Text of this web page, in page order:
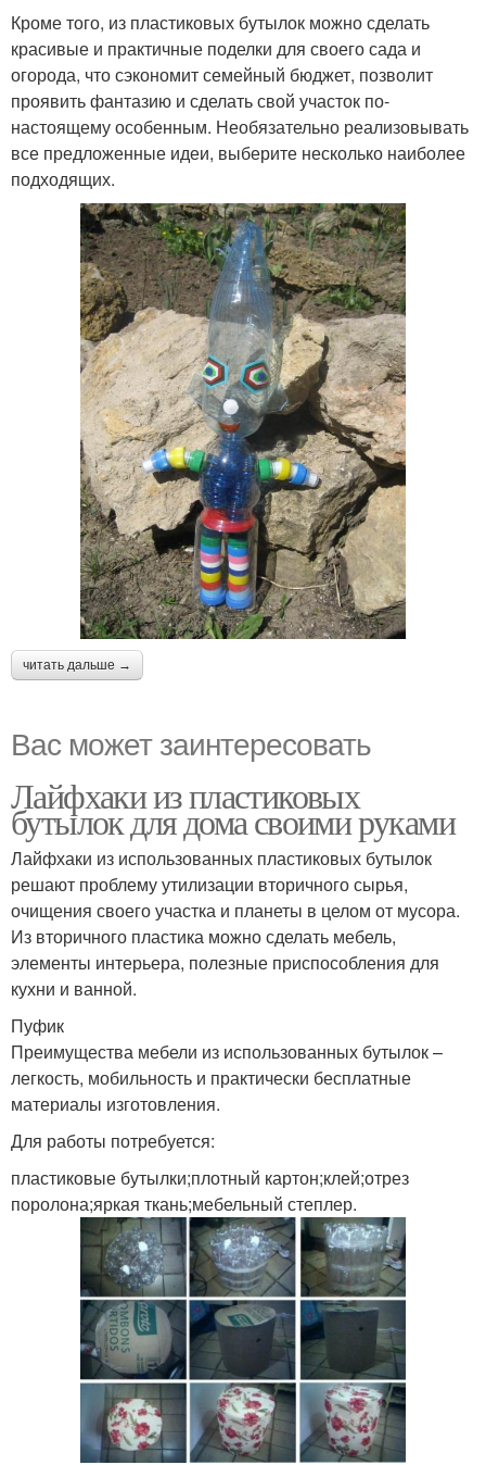
Кроме того, из пластиковых бутылок можно сделать
красивые и практичные поделки для своего сада и
огорода, что сэкономит семейный бюджет, позволит
проявить фантазию и сделать свой участок по-
настоящему особенным. Необязательно реализовывать
все предложенные идеи, выберите несколько наиболее
подходящих.
читать дальше →
Вас может заинтересовать
Лайфхаки из пластиковых
бутылок для дома своими руками
Лайфхаки из использованных пластиковых бутылок
решают проблему утилизации вторичного сырья,
очищения своего участка и планеты в целом от мусора.
Из вторичного пластика можно сделать мебель,
элементы интерьера, полезные приспособления для
кухни и ванной.
Пуфик
Преимущества мебели из использованных бутылок –
легкость, мобильность и практически бесплатные
материалы изготовления.
Для работы потребуется:
пластиковые бутылки;плотный картон;клей;отрез
поролона;яркая ткань;мебельный степлер.